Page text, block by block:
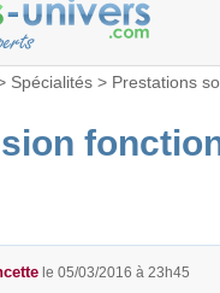
Spécialités> Prestations
le 05/03/2016 à 23h45